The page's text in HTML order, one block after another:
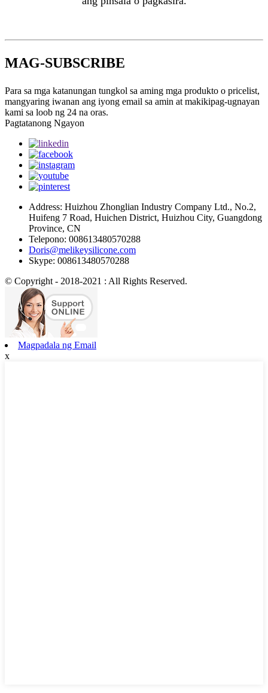
MAG-SUBSCRIBE
Para sa mga katanungan tungkol sa aming mga produkto o pricelist,
mangyaring iwanan ang iyong email sa amin at makikipag-ugnayan
kami sa loob ng 24 na oras.
Pagtatanong Ngayon
Address: Huizhou Zhonglian Industry Company Ltd., No.2,
Huifeng 7 Road, Huichen District, Huizhou City, Guangdong
Province, CN
Telepono: 008613480570288
Doris@melikeysilicone.com
Skype: 008613480570288
© Copyright - 2018-2021 : All Rights Reserved.
Magpadala ng Email
x